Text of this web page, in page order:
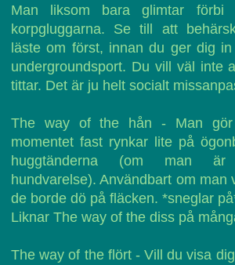
Man liksom bara glimtar förbi
korpgluggarna. Se till att
läste om först, innan du ger dig
undergroundsport. Du vill väl inte
tittar. Det är ju helt socialt
The way of the hån - Man
momentet fast rynkar lite på
huggtänderna (om man
hundvarelse). Användbart om man
de borde dö på fläcken. *sneglar
Liknar The way of the diss på
The way of the flört - Vill du visa